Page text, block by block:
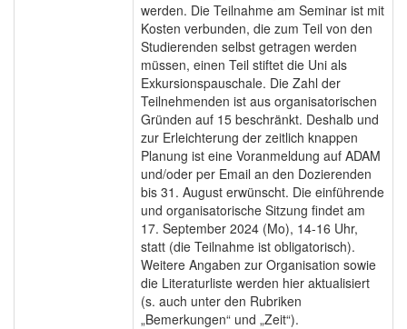
werden. Die Teilnahme am Seminar ist mit
Kosten verbunden, die zum Teil von den
Studierenden selbst getragen werden
müssen, einen Teil stiftet die Uni als
Exkursionspauschale. Die Zahl der
Teilnehmenden ist aus organisatorischen
Gründen auf 15 beschränkt. Deshalb und
zur Erleichterung der zeitlich knappen
Planung ist eine Voranmeldung auf ADAM
und/oder per Email an den Dozierenden
bis 31. August erwünscht. Die einführende
und organisatorische Sitzung findet am
17. September 2024 (Mo), 14-16 Uhr,
statt (die Teilnahme ist obligatorisch).
Weitere Angaben zur Organisation sowie
die Literaturliste werden hier aktualisiert
(s. auch unter den Rubriken
„Bemerkungen“ und „Zeit“).